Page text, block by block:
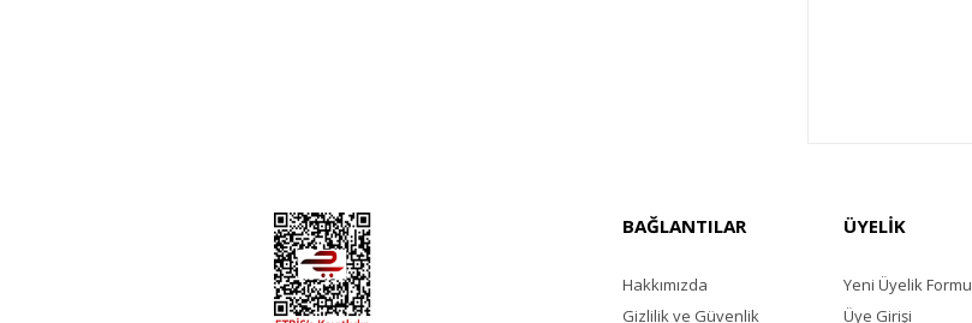
BAĞLANTILAR
Hakkımızda
Gizlilik ve Güvenlik
ÜYELİK
Yeni Üyelik Formu
Üye Girişi